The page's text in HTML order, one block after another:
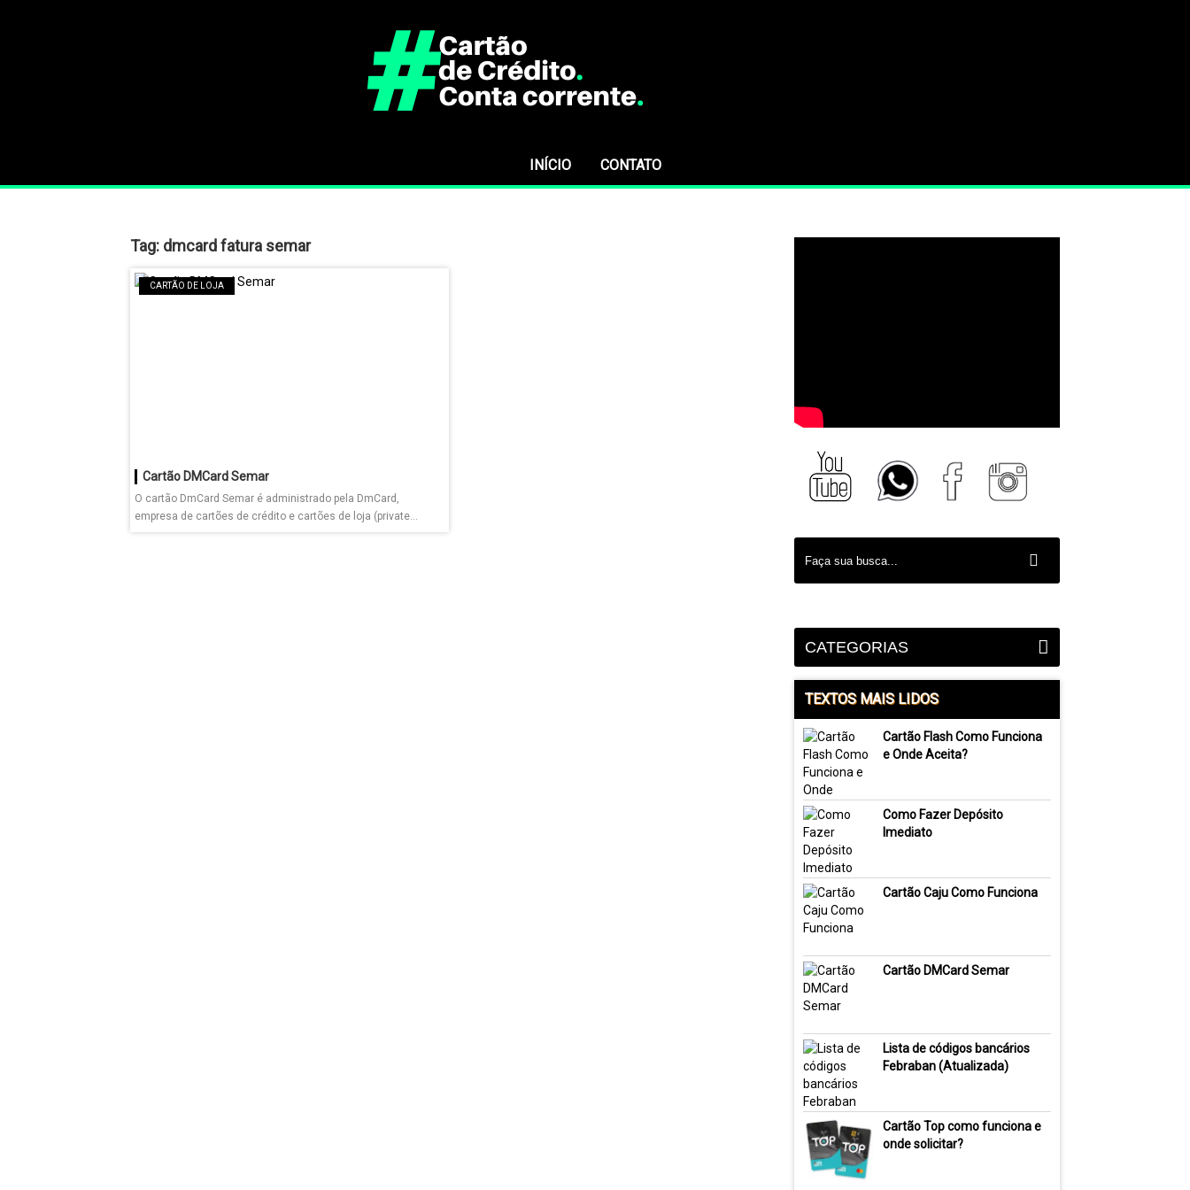
INÍCIO CONTATO
Tag: dmcard fatura semar
CARTÃO DE LOJA
Cartão DMCard Semar
O cartão DmCard Semar é administrado pela DmCard,
empresa de cartões de crédito e cartões de loja (private...
CATEGORIAS
TEXTOS MAIS LIDOS
Cartão Flash Como Funciona
e Onde Aceita?
Como Fazer Depósito
Imediato
Cartão Caju Como Funciona
Cartão DMCard Semar
Lista de códigos bancários
Febraban (Atualizada)
Cartão Top como funciona e
onde solicitar?